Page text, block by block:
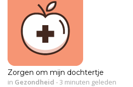
Zorgen om mijn dochtertje
in Gezondheid -3 minuten geleden